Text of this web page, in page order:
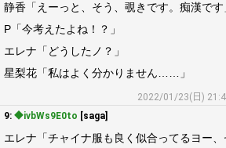
静香「えーっと、そう、覗きです。痴漢です
P「今考えたよね！？」
エレナ「どうしたノ？」
星梨花「私はよく分かりません……」
2022/01/23(日)
9: ◆ivbWs9E0to [saga]
エレナ「チャイナ服も良く似合ってるヨー、